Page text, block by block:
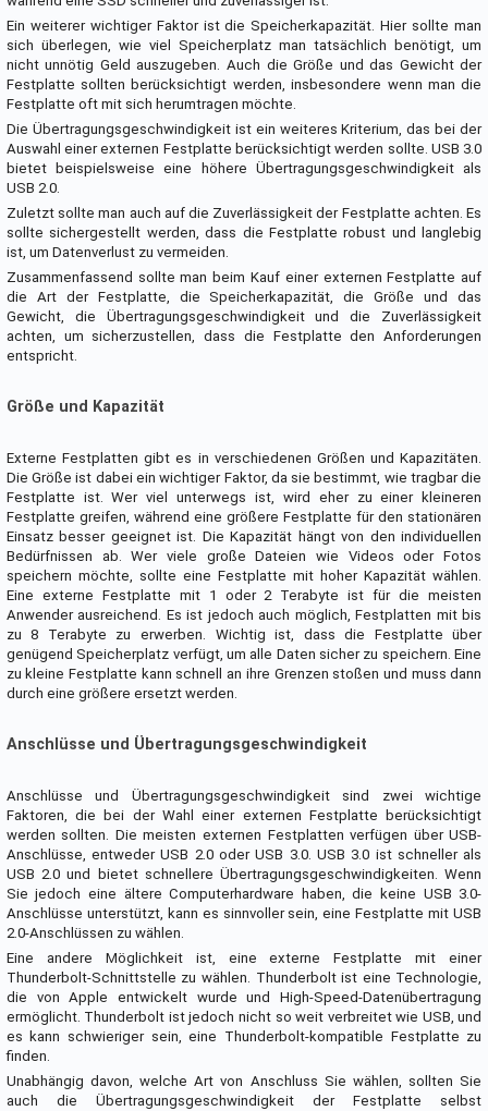
Ein weiterer wichtiger Faktor ist die Speicherkapazität. Hier sollte man
sich überlegen, wie viel Speicherplatz man tatsächlich benötigt, um
nicht unnötig Geld auszugeben. Auch die Größe und das Gewicht der
Festplatte sollten berücksichtigt werden, insbesondere wenn man die
Festplatte oft mit sich herumtragen möchte.
Die Übertragungsgeschwindigkeit ist ein weiteres Kriterium, das bei der
Auswahl einer externen Festplatte berücksichtigt werden sollte. USB 3.0
bietet beispielsweise eine höhere Übertragungsgeschwindigkeit als
USB 2.0.
Zuletzt sollte man auch auf die Zuverlässigkeit der Festplatte achten. Es
sollte sichergestellt werden, dass die Festplatte robust und langlebig
ist, um Datenverlust zu vermeiden.
Zusammenfassend sollte man beim Kauf einer externen Festplatte auf
die Art der Festplatte, die Speicherkapazität, die Größe und das
Gewicht, die Übertragungsgeschwindigkeit und die Zuverlässigkeit
achten, um sicherzustellen, dass die Festplatte den Anforderungen
entspricht.
Größe und Kapazität
Externe Festplatten gibt es in verschiedenen Größen und Kapazitäten.
Die Größe ist dabei ein wichtiger Faktor, da sie bestimmt, wie tragbar die
Festplatte ist. Wer viel unterwegs ist, wird eher zu einer kleineren
Festplatte greifen, während eine größere Festplatte für den stationären
Einsatz besser geeignet ist. Die Kapazität hängt von den individuellen
Bedürfnissen ab. Wer viele große Dateien wie Videos oder Fotos
speichern möchte, sollte eine Festplatte mit hoher Kapazität wählen.
Eine externe Festplatte mit 1 oder 2 Terabyte ist für die meisten
Anwender ausreichend. Es ist jedoch auch möglich, Festplatten mit bis
zu 8 Terabyte zu erwerben. Wichtig ist, dass die Festplatte über
genügend Speicherplatz verfügt, um alle Daten sicher zu speichern. Eine
zu kleine Festplatte kann schnell an ihre Grenzen stoßen und muss dann
durch eine größere ersetzt werden.
Anschlüsse und Übertragungsgeschwindigkeit
Anschlüsse und Übertragungsgeschwindigkeit sind zwei wichtige
Faktoren, die bei der Wahl einer externen Festplatte berücksichtigt
werden sollten. Die meisten externen Festplatten verfügen über USB-
Anschlüsse, entweder USB 2.0 oder USB 3.0. USB 3.0 ist schneller als
USB 2.0 und bietet schnellere Übertragungsgeschwindigkeiten. Wenn
Sie jedoch eine ältere Computerhardware haben, die keine USB 3.0-
Anschlüsse unterstützt, kann es sinnvoller sein, eine Festplatte mit USB
2.0-Anschlüssen zu wählen.
Eine andere Möglichkeit ist, eine externe Festplatte mit einer
Thunderbolt-Schnittstelle zu wählen. Thunderbolt ist eine Technologie,
die von Apple entwickelt wurde und High-Speed-Datenübertragung
ermöglicht. Thunderbolt ist jedoch nicht so weit verbreitet wie USB, und
es kann schwieriger sein, eine Thunderbolt-kompatible Festplatte zu
finden.
Unabhängig davon, welche Art von Anschluss Sie wählen, sollten Sie
auch die Übertragungsgeschwindigkeit der Festplatte selbst